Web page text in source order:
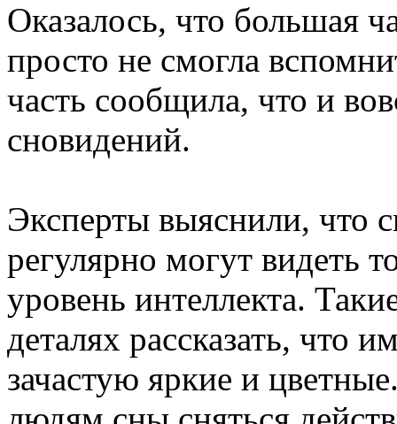
Оказалось, что большая
просто не смогла
часть сообщила, что и
сновидений.
Эксперты выяснили, что
регулярно могут видеть
уровень интеллекта.
деталях рассказать, что
зачастую яркие и